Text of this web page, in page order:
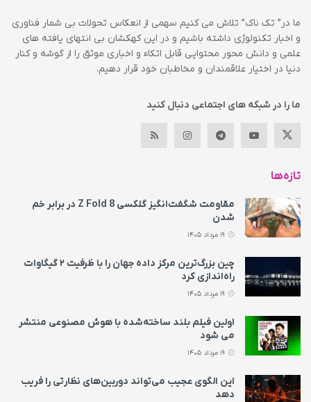
ما در” تک ناک” تلاش می کنیم سهمی از انعکاس تحولات بی شمار فناوری
و اخبار تکنولوژی داشته باشیم و در این کهکشان بی انتهای یافته های
علمی و دانش محور محتوایی قابل اتکاء و اخباری موثق را از گوشه و کنار
دنیا در اختیار علاقمندان و مخاطبان خود قرار دهیم.
ما را در شبکه های اجتماعی دنبال کنید
تازه‌ها
مقاومت شگفت‌انگیز گلکسی Z Fold 8 در برابر خم
شدن
چین بزرگ‌ترین مرکز داده جهان را با ظرفیت ۲ گیگاوات
راه‌اندازی کرد
اولین فیلم بلند ساخته‌شده با هوش مصنوعی منتشر
می‌ شود
این الگوی عجیب می‌تواند دوربین‌های نظارتی را فریب
دهد